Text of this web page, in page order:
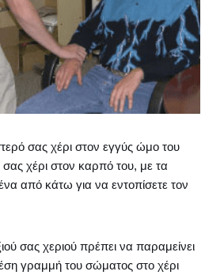
σας χέρι στον εγγύς ώμο του
σας χέρι στον καρπό του, με τα
από κάτω για να εντοπίσετε τον
σας χεριού πρέπει να παραμείνει
γραμμή του σώματος στο χέρι